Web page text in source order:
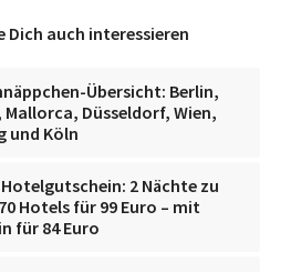
Dich auch interessieren
Übersicht: Berlin,
Mallorca, Düsseldorf, Wien,
und Köln
2 Nächte zu
Hotels für 99 Euro – mit
für 84 Euro